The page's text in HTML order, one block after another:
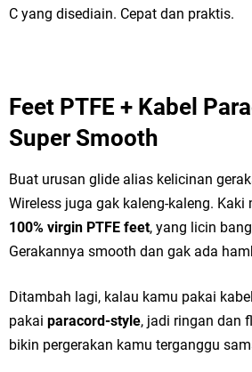
C yang disediain. Cepat dan praktis.
Feet PTFE + Kabel
Super Smooth
Buat urusan glide alias kelicinan
Wireless juga gak kaleng-kaleng. Kaki
100% virgin PTFE feet, yang licin
Gerakannya smooth dan gak ada
Ditambah lagi, kalau kamu pakai
pakai paracord-style, jadi ringan dan
bikin pergerakan kamu terganggu